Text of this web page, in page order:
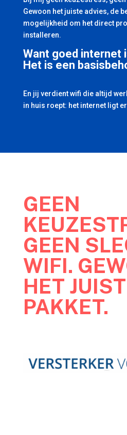
Gewoon het juiste advies, de
mogelijkheid om het direct
installeren.
Want goed internet
Het is een
En jij verdient wifi die altijd
in huis roept: het internet ligt
GEEN
GEEN
WIFI.
HET
PAKKET.